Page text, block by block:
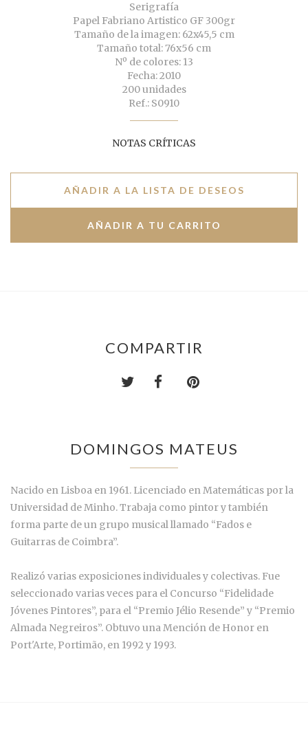
Serigrafía
Papel Fabriano Artistico GF 300gr
Tamaño de la imagen: 62x45,5 cm
Tamaño total: 76x56 cm
Nº de colores: 13
Fecha: 2010
200 unidades
Ref.: S0910
NOTAS CRÍTICAS
AÑADIR A LA LISTA DE DESEOS
COMPARTIR
DOMINGOS MATEUS
Nacido en Lisboa en 1961. Licenciado en Matemáticas por la
Universidad de Minho. Trabaja como pintor y también
forma parte de un grupo musical llamado “Fados e
Guitarras de Coimbra”.
Realizó varias exposiciones individuales y colectivas. Fue
seleccionado varias veces para el Concurso “Fidelidade
Jóvenes Pintores”, para el “Premio Jélio Resende” y “Premio
Almada Negreiros”. Obtuvo una Mención de Honor en
Port'Arte, Portimão, en 1992 y 1993.